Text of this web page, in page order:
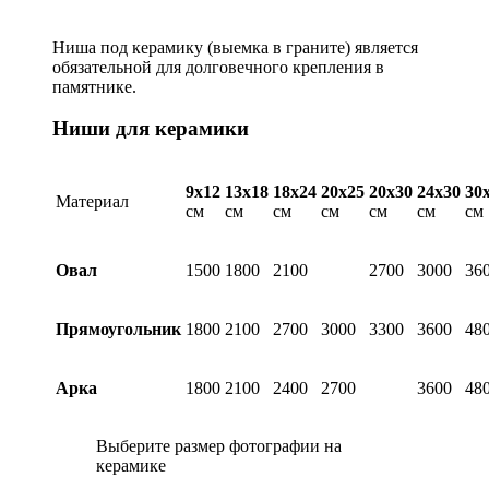
Ниша под керамику (выемка в граните) является
обязательной для долговечного крепления в
памятнике.
Ниши для керамики
Материал
9х12
см
13х18
см
18х24
см
20х25
см
20х30
см
24х30
см
см
Овал 1500 1800 2100 2700 3000
Прямоугольник 1800 2100 2700 3000 3300 3600
Арка 1800 2100 2400 2700 3600
Выберите размер фотографии на
керамике